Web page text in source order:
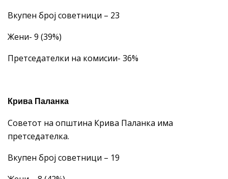
Вкупен број советници – 23
Жени- 9 (39%)
Претседателки на комисии- 36%
Крива Паланка
Советот на општина Крива Паланка има
претседателка.
Вкупен број советници – 19